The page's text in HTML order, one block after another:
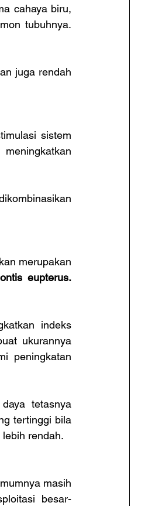
cahaya biru,
tubuhnya.
juga rendah
sistem
merupakan
indeks
ukurannya
peningkatan
tetasnya
tertinggi bila
rendah.
masih
besar-